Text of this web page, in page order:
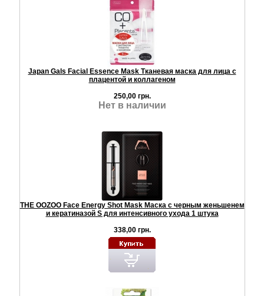
Japan Gals Facial Essence Mask Тканевая маска для лица с
плацентой и коллагеном
250,00 грн.
Нет в наличии
THE OOZOO Face Energy Shot Mask Маска с черным женьшенем
и кератиназой S для интенсивного ухода 1 штука
338,00 грн.